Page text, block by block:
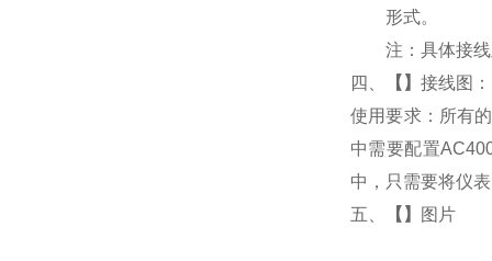
形式。
注：具体接
四、
【 】 接线图
使用要求：所有
中需要配置
中，只需要将仪
五、
【 】 图片